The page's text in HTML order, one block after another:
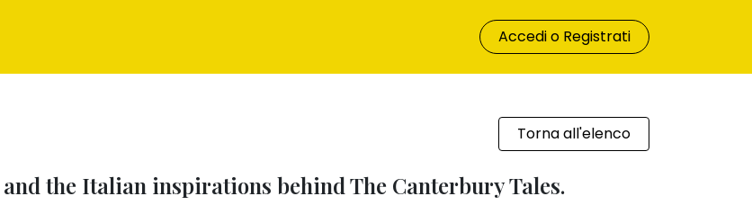
Accedi o Registrati
Torna all'elenco
the Italian inspirations behind The Canterbury Tales.